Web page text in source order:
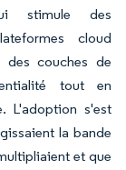
stimule des
cloud
couches de
tout en
L'adoption s'est
la bande
et que